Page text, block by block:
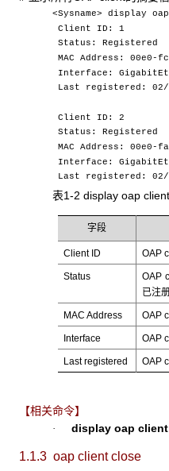
<Sysname> display
Client ID: 1
Status: Registered
MAC Address: 00e0-
Interface:
Last registered: 02/
Client ID: 2
Status: Registered
MAC Address: 00e0-
Interface:
Last registered: 02/
表1-2 display oap
字段
Client ID OAP
Status
OAP
已注册
MAC Address OAP
Interface OAP
Last registered OAP
【相关命令】
· display oap
1.1.3 oap client close